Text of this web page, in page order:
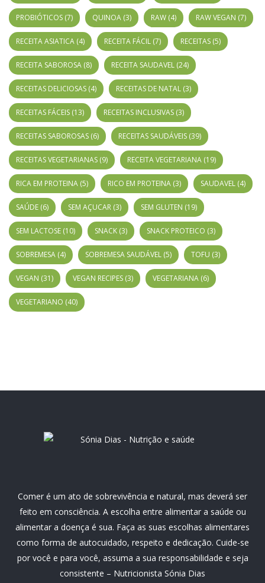
PROBIÓTICOS (7) QUINOA (3) RAW (4) RAW VEGAN (7)
RECEITA ASIATICA (4) RECEITA FÁCIL (7) RECEITAS (5)
RECEITA SABOROSA (8) RECEITA SAUDAVEL (24)
RECEITAS DELICIOSAS (4) RECEITAS DE NATAL (3)
RECEITAS FÁCEIS (13) RECEITAS INCLUSIVAS (3)
RECEITAS SABOROSAS (6) RECEITAS SAUDÁVEIS (39)
RECEITAS VEGETARIANAS (9) RECEITA VEGETARIANA (19)
RICA EM PROTEINA (5) RICO EM PROTEINA (3) SAUDAVEL (4)
SAÚDE (6) SEM AÇUCAR (3) SEM GLUTEN (19)
SEM LACTOSE (10) SNACK (3) SNACK PROTEICO (3)
SOBREMESA (4) SOBREMESA SAUDÁVEL (5) TOFU (3)
VEGAN (31) VEGAN RECIPES (3) VEGETARIANA (6)
VEGETARIANO (40)
Comer é um ato de sobrevivência e natural, mas deverá ser
feito em consciência. A escolha entre alimentar a saúde ou
alimentar a doença é sua. Faça as suas escolhas alimentares
como forma de autocuidado, respeito e dedicação. Cuide-se
por você e para você, assuma a sua responsabilidade e seja
consistente – Nutricionista Sónia Dias